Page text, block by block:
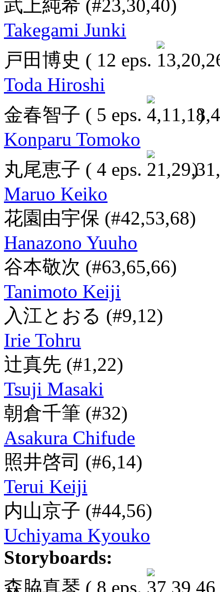
武上純希 (#23,30,40)
Takegami Junki
戸田博史 ( 12 eps.
Toda Hiroshi
金春智子 ( 5 eps.
)
Konparu Tomoko
丸尾恵子 ( 4 eps.
)
Maruo Keiko
花園由宇保 (#42,53,68)
Hanazono Yuuho
谷本敬次 (#63,65,66)
Tanimoto Keiji
入江とおる (#9,12)
Irie Tohru
辻真先 (#1,22)
Tsuji Masaki
朝倉千筆 (#32)
Asakura Chifude
照井啓司 (#6,14)
Terui Keiji
内山京子 (#44,56)
Uchiyama Kyouko
Storyboards:
森脇真琴 ( 8 eps.